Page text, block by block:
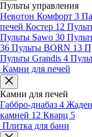
Пульты управления
Невотон Комфорт 3
печей Костер 12
Пульты Sawo 30
36 Пульты BORN 13
Пульты Grandis 4
Камни для печей
Камни для печей
Габбро-диабаз 4
камней 12 Кварц 5
Плитка для бани